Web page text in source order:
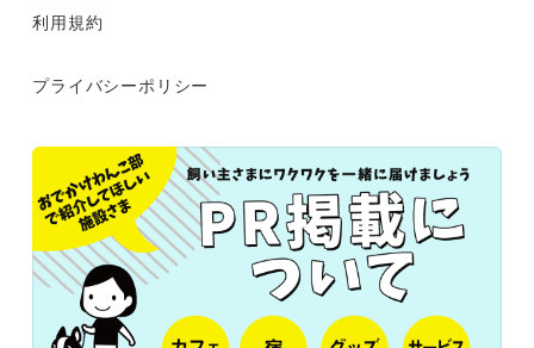
利用規約
プライバシーポリシー